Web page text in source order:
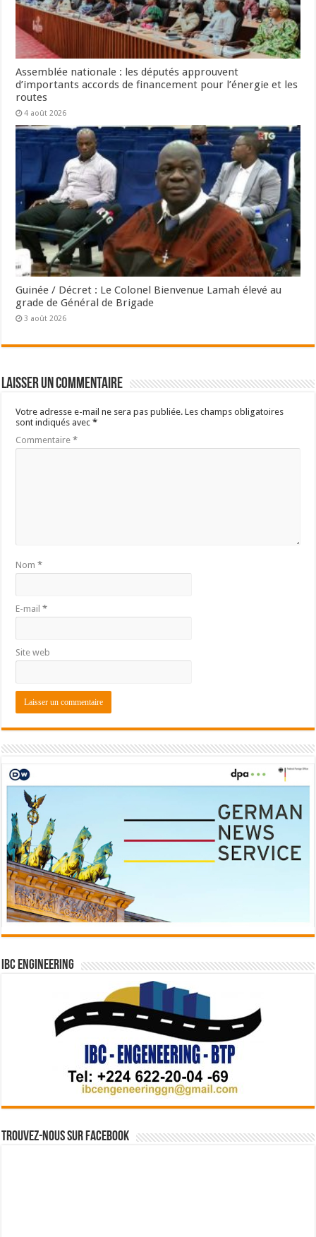
Assemblée nationale : les députés approuvent
d’importants accords de financement pour l’énergie et les
routes
4 août 2026
Guinée / Décret : Le Colonel Bienvenue Lamah élevé au
grade de Général de Brigade
3 août 2026
Laisser un commentaire
Votre adresse e-mail ne sera pas publiée. Les champs obligatoires
sont indiqués avec*
Commentaire*
Nom*
E-mail*
Site web
IBC Engineering
Trouvez-nous sur Facebook